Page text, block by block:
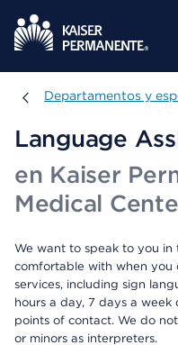
Departamentos y
Departamentos y
Language
en Kaiser
Medical
We want to speak to you
comfortable with when you
services, including sign
hours a day, 7 days a
points of contact. We do
or minors as interpreters.